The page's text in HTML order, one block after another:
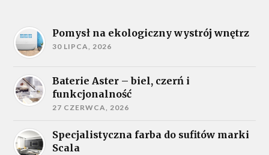
Pomysł na ekologiczny wystrój wnętrz
30 LIPCA, 2026
Baterie Aster – biel, czerń i
funkcjonalność
27 CZERWCA, 2026
Specjalistyczna farba do sufitów marki
Scala